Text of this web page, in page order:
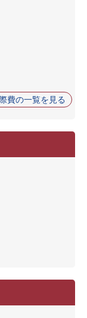
費の一覧を見る